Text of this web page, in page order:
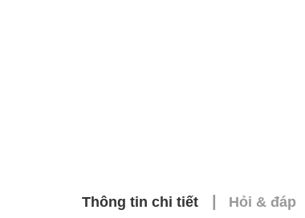
Thông tin chi tiết Hỏi & đáp